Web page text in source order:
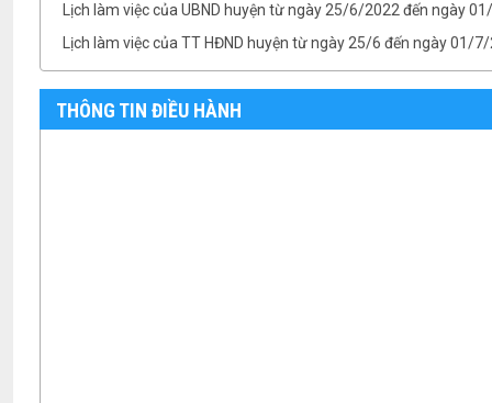
Lịch làm việc của TT HĐND huyện từ ngày 25/6 đến ngày 01/
Lịch làm việc của BTV Huyện ủy từ ngày 25/6 đến ngày 01/7/
TB- Ý kiến kết luận của PCT UBND huyện Vũ Thành Công tại
THÔNG TIN ĐIỀU HÀNH